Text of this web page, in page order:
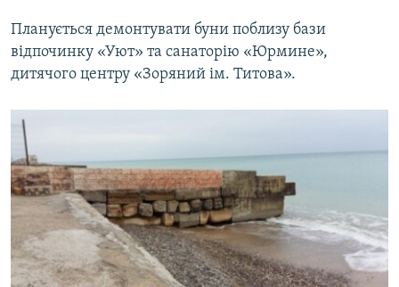
Планується демонтувати буни поблизу бази
відпочинку «Уют» та санаторію «Юрмине»,
дитячого центру «Зоряний ім. Титова».